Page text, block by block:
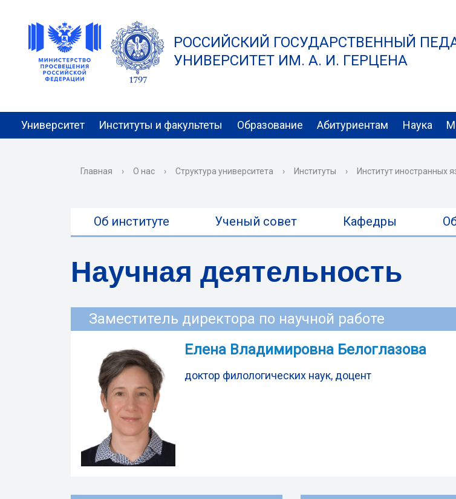
РОССИЙСКИЙ ГОСУДАРСТВЕННЫЙ
УНИВЕРСИТЕТ ИМ. А. И. ГЕРЦЕНА
Университет Институты и факультеты Образование Абитуриентам Наука
Главная › О нас › Структура университета › Институты › Институт иностранных
Об институте Ученый совет Кафедры
Научная деятельность
Заместитель директора по научной работе
Елена Владимировна Белоглазова
доктор филологических наук, доцент